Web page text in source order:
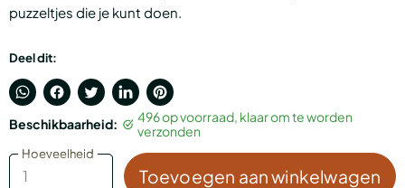
puzzeltjes die je kunt doen.
Deel dit:
Translation
missing:
nl.general.accessibility.share_on_whatsapp
Delen
via
Tweet
op
Deel
op
LinkedIn
Pin
op
Pinterest
Beschikbaarheid:
496 op voorraad, klaar om te worden
verzonden
Hoeveelheid
Hoeveelheid
Toevoegen aan winkelwagen